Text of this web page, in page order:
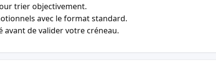
trier objectivement.
avec le format standard.
avant de valider votre créneau.